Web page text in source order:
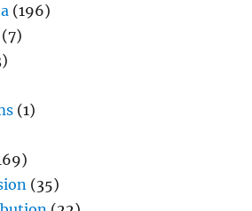
(196)
(7)
(1)
(35)